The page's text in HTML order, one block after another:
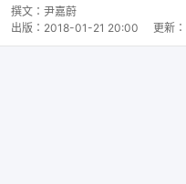
撰文： 尹嘉蔚
出版： 2018-01-21 20:00 更新：